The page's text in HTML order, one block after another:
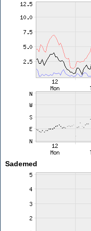
Sademed